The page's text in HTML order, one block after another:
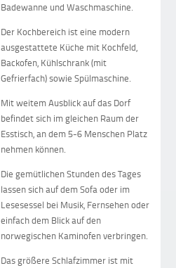
Badewanne und Waschmaschine.
Der Kochbereich ist eine modern
ausgestattete Küche mit Kochfeld,
Backofen, Kühlschrank (mit
Gefrierfach) sowie Spülmaschine.
Mit weitem Ausblick auf das Dorf
befindet sich im gleichen Raum der
Esstisch, an dem 5-6 Menschen Platz
nehmen können.
Die gemütlichen Stunden des Tages
lassen sich auf dem Sofa oder im
Lesesessel bei Musik, Fernsehen oder
einfach dem Blick auf den
norwegischen Kaminofen verbringen.
Das größere Schlafzimmer ist mit